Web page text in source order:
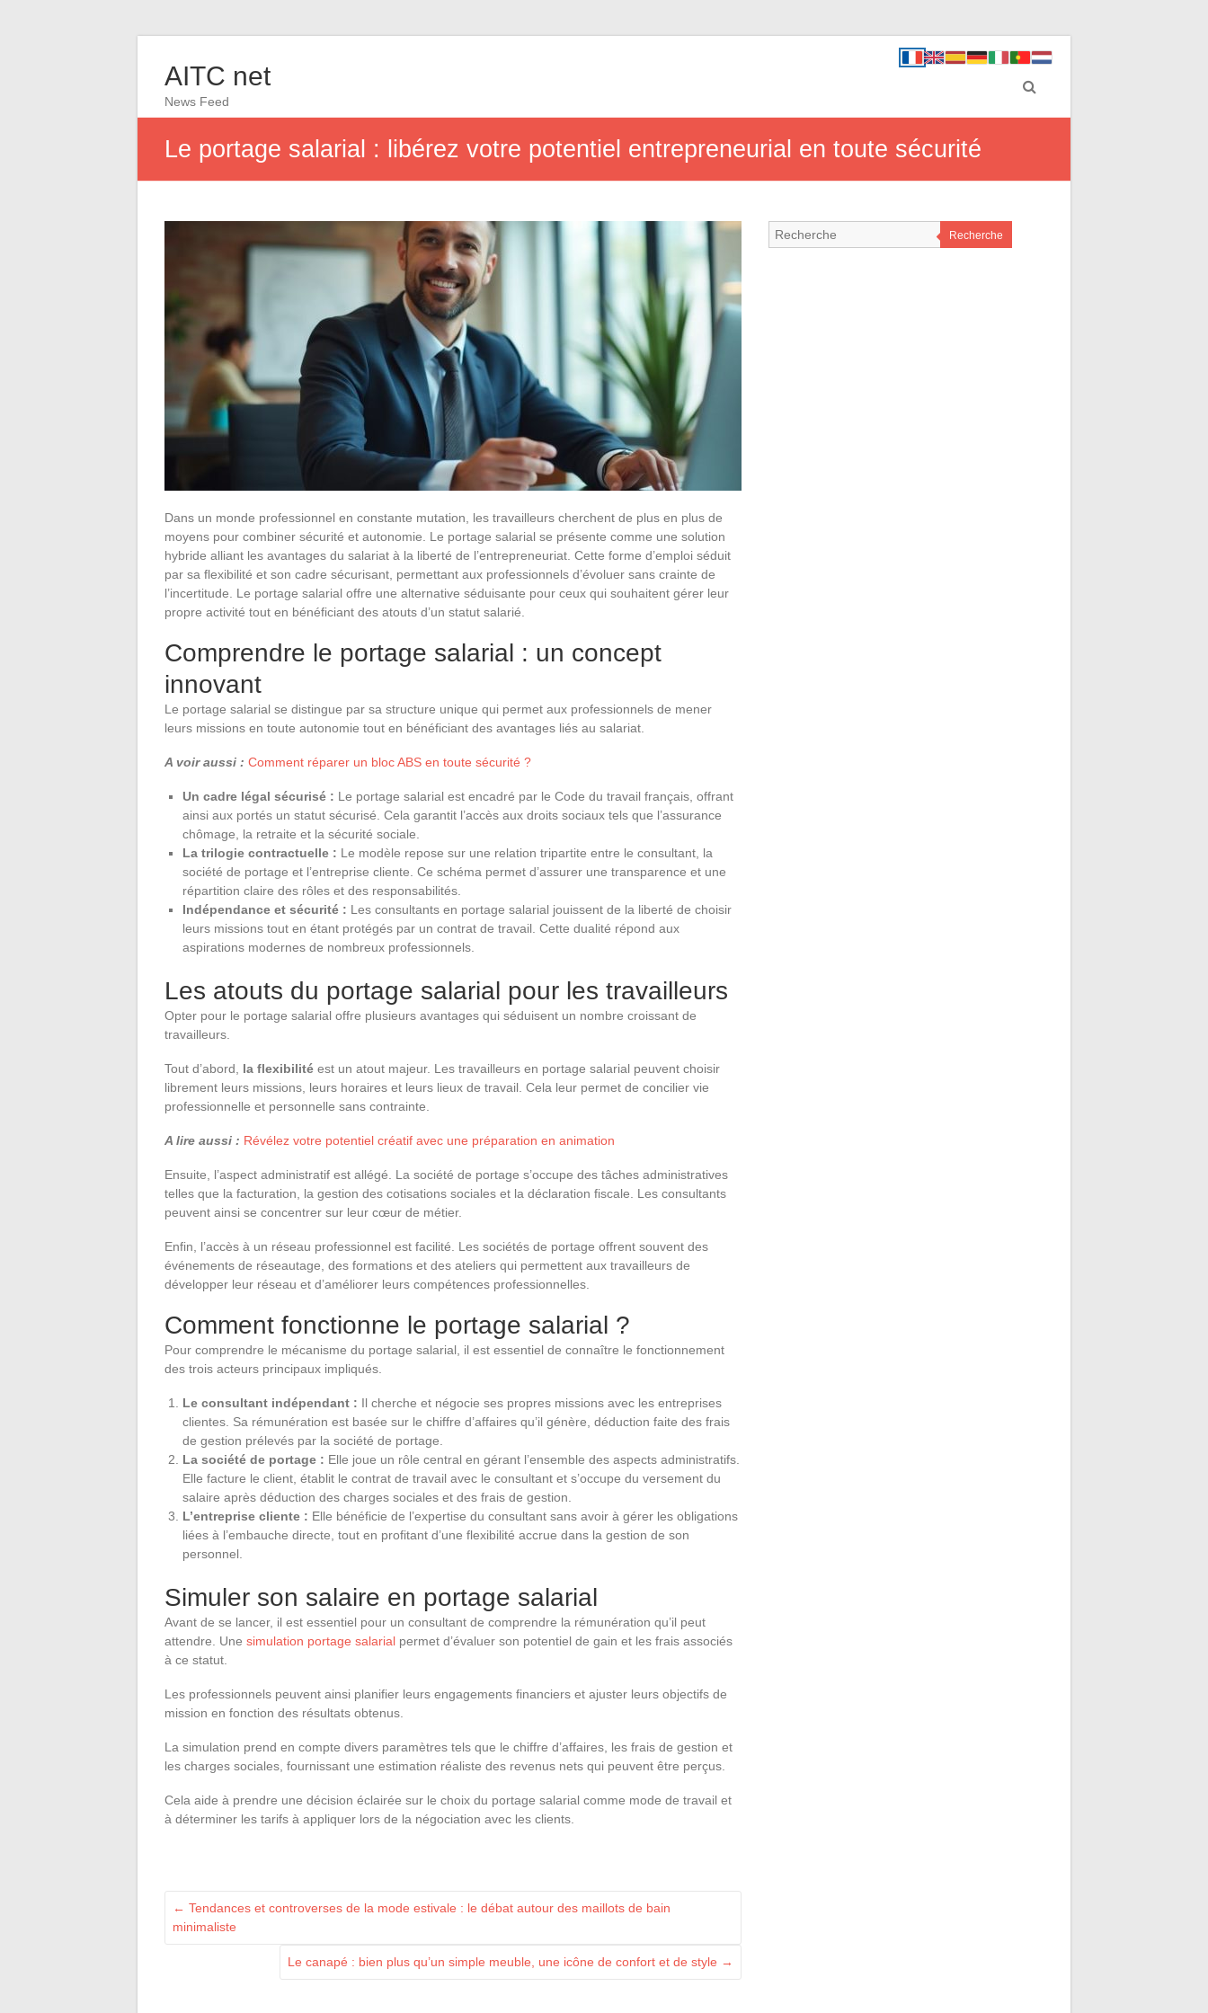
AITC net
News Feed
Le portage salarial : libérez votre potentiel entrepreneurial en toute sécurité
Dans un monde professionnel en constante mutation, les travailleurs cherchent de plus en plus de
moyens pour combiner sécurité et autonomie. Le portage salarial se présente comme une solution
hybride alliant les avantages du salariat à la liberté de l’entrepreneuriat. Cette forme d’emploi séduit
par sa flexibilité et son cadre sécurisant, permettant aux professionnels d’évoluer sans crainte de
l’incertitude. Le portage salarial offre une alternative séduisante pour ceux qui souhaitent gérer leur
propre activité tout en bénéficiant des atouts d’un statut salarié.
Comprendre le portage salarial : un concept
innovant
Le portage salarial se distingue par sa structure unique qui permet aux professionnels de mener
leurs missions en toute autonomie tout en bénéficiant des avantages liés au salariat.
A voir aussi : Comment réparer un bloc ABS en toute sécurité ?
Un cadre légal sécurisé : Le portage salarial est encadré par le Code du travail français, offrant
ainsi aux portés un statut sécurisé. Cela garantit l’accès aux droits sociaux tels que l’assurance
chômage, la retraite et la sécurité sociale.
La trilogie contractuelle : Le modèle repose sur une relation tripartite entre le consultant, la
société de portage et l’entreprise cliente. Ce schéma permet d’assurer une transparence et une
répartition claire des rôles et des responsabilités.
Indépendance et sécurité : Les consultants en portage salarial jouissent de la liberté de choisir
leurs missions tout en étant protégés par un contrat de travail. Cette dualité répond aux
aspirations modernes de nombreux professionnels.
Les atouts du portage salarial pour les travailleurs
Opter pour le portage salarial offre plusieurs avantages qui séduisent un nombre croissant de
travailleurs.
Tout d’abord, la flexibilité est un atout majeur. Les travailleurs en portage salarial peuvent choisir
librement leurs missions, leurs horaires et leurs lieux de travail. Cela leur permet de concilier vie
professionnelle et personnelle sans contrainte.
A lire aussi : Révélez votre potentiel créatif avec une préparation en animation
Ensuite, l’aspect administratif est allégé. La société de portage s’occupe des tâches administratives
telles que la facturation, la gestion des cotisations sociales et la déclaration fiscale. Les consultants
peuvent ainsi se concentrer sur leur cœur de métier.
Enfin, l’accès à un réseau professionnel est facilité. Les sociétés de portage offrent souvent des
événements de réseautage, des formations et des ateliers qui permettent aux travailleurs de
développer leur réseau et d’améliorer leurs compétences professionnelles.
Comment fonctionne le portage salarial ?
Pour comprendre le mécanisme du portage salarial, il est essentiel de connaître le fonctionnement
des trois acteurs principaux impliqués.
Le consultant indépendant : Il cherche et négocie ses propres missions avec les entreprises
clientes. Sa rémunération est basée sur le chiffre d’affaires qu’il génère, déduction faite des frais
de gestion prélevés par la société de portage.
La société de portage : Elle joue un rôle central en gérant l’ensemble des aspects administratifs.
Elle facture le client, établit le contrat de travail avec le consultant et s’occupe du versement du
salaire après déduction des charges sociales et des frais de gestion.
L’entreprise cliente : Elle bénéficie de l’expertise du consultant sans avoir à gérer les obligations
liées à l’embauche directe, tout en profitant d’une flexibilité accrue dans la gestion de son
personnel.
Simuler son salaire en portage salarial
Avant de se lancer, il est essentiel pour un consultant de comprendre la rémunération qu’il peut
attendre. Une simulation portage salarial permet d’évaluer son potentiel de gain et les frais associés
à ce statut.
Les professionnels peuvent ainsi planifier leurs engagements financiers et ajuster leurs objectifs de
mission en fonction des résultats obtenus.
La simulation prend en compte divers paramètres tels que le chiffre d’affaires, les frais de gestion et
les charges sociales, fournissant une estimation réaliste des revenus nets qui peuvent être perçus.
Cela aide à prendre une décision éclairée sur le choix du portage salarial comme mode de travail et
à déterminer les tarifs à appliquer lors de la négociation avec les clients.
← Tendances et controverses de la mode estivale : le débat autour des maillots de bain
minimaliste
Le canapé : bien plus qu’un simple meuble, une icône de confort et de style →
Recherche